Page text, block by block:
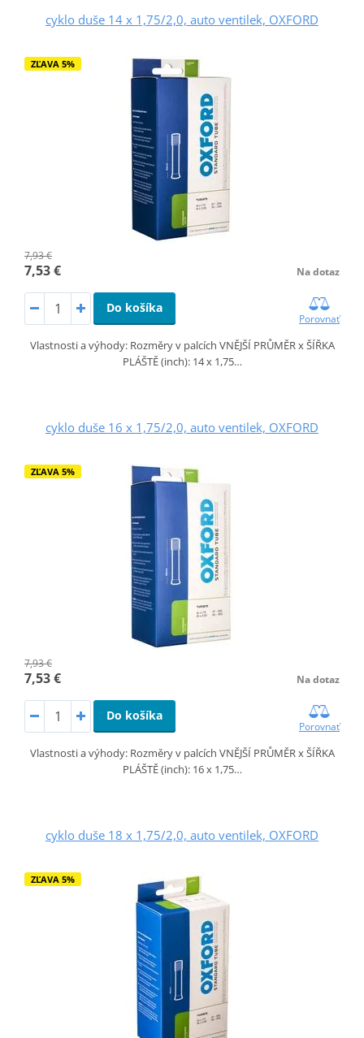
cyklo duše 14 x 1,75/2,0, auto ventilek, OXFORD
ZĽAVA 5%
7,93 €
7,53 € Na dotaz
Do košíka
Porovnať
Vlastnosti a výhody: Rozměry v palcích VNĚJŠÍ PRŮMĚR x ŠÍŘKA
PLÁŠTĚ (inch): 14 x 1,75…
cyklo duše 16 x 1,75/2,0, auto ventilek, OXFORD
ZĽAVA 5%
7,93 €
7,53 € Na dotaz
Do košíka
Porovnať
Vlastnosti a výhody: Rozměry v palcích VNĚJŠÍ PRŮMĚR x ŠÍŘKA
PLÁŠTĚ (inch): 16 x 1,75…
cyklo duše 18 x 1,75/2,0, auto ventilek, OXFORD
ZĽAVA 5%